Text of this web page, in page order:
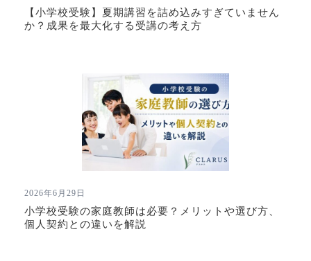
【小学校受験】夏期講習を詰め込みすぎていません
か？成果を最大化する受講の考え方
2026年6月29日
小学校受験の家庭教師は必要？メリットや選び方、
個人契約との違いを解説